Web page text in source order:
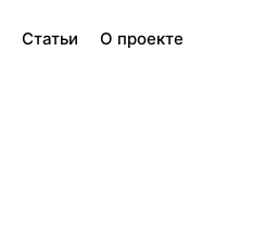
Статьи О проекте